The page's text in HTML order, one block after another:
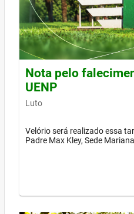
Nota pelo
UENP
Luto
Velório será realizado essa
Padre Max Kley, Sede